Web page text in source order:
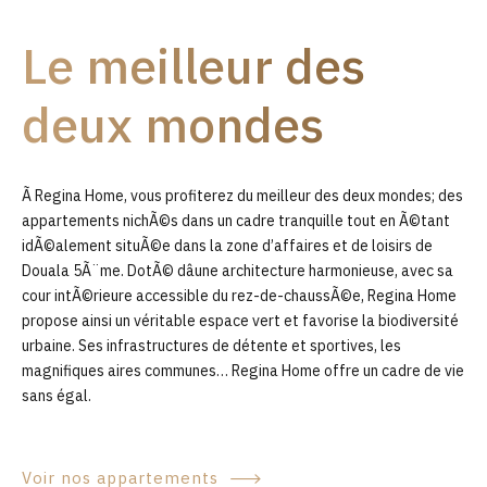
0
Le meilleur des
deux mondes
Ã Regina Home, vous profiterez du meilleur des deux mondes; des
appartements nichÃ©s dans un cadre tranquille tout en Ã©tant
idÃ©alement situÃ©e dans la zone d’affaires et de loisirs de
Douala 5Ã¨me. DotÃ© dâune architecture harmonieuse, avec sa
cour intÃ©rieure accessible du rez-de-chaussÃ©e, Regina Home
propose ainsi un véritable espace vert et favorise la biodiversité
urbaine. Ses infrastructures de détente et sportives, les
magnifiques aires communes… Regina Home offre un cadre de vie
sans égal.
Voir nos appartements